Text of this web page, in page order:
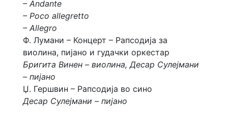
– Andante
– Poco allegretto
– Allegro
Ф. Лумани – Концерт – Рапсодија за
виолина, пијано и гудачки оркестар
Бригита Винен – виолина, Десар Сулејмани
– пијано
Џ. Гершвин – Рапсодија во сино
Десар Сулејмани – пијано